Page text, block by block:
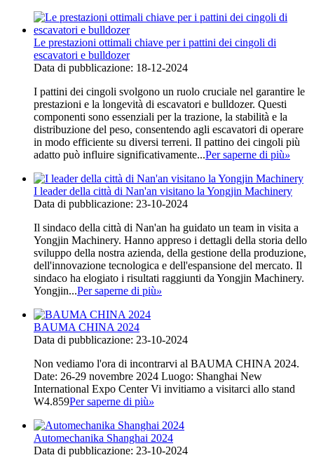
Le prestazioni ottimali chiave per i pattini dei cingoli di
escavatori e bulldozer
Data di pubblicazione: 18-12-2024
I pattini dei cingoli svolgono un ruolo cruciale nel garantire le
prestazioni e la longevità di escavatori e bulldozer. Questi
componenti sono essenziali per la trazione, la stabilità e la
distribuzione del peso, consentendo agli escavatori di operare
in modo efficiente su diversi terreni. Il pattino dei cingoli più
adatto può influire significativamente...Per saperne di più»
I leader della città di Nan'an visitano la Yongjin Machinery
Data di pubblicazione: 23-10-2024
Il sindaco della città di Nan'an ha guidato un team in visita a
Yongjin Machinery. Hanno appreso i dettagli della storia dello
sviluppo della nostra azienda, della gestione della produzione,
dell'innovazione tecnologica e dell'espansione del mercato. Il
sindaco ha elogiato i risultati raggiunti da Yongjin Machinery.
Yongjin...Per saperne di più»
BAUMA CHINA 2024
Data di pubblicazione: 23-10-2024
Non vediamo l'ora di incontrarvi al BAUMA CHINA 2024.
Date: 26-29 novembre 2024 Luogo: Shanghai New
International Expo Center Vi invitiamo a visitarci allo stand
W4.859Per saperne di più»
Automechanika Shanghai 2024
Data di pubblicazione: 23-10-2024